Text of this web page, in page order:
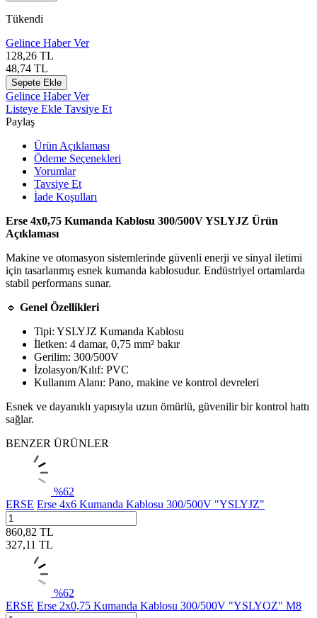
Tükendi
Gelince Haber Ver
128,26 TL
48,74 TL
Sepete Ekle
Gelince Haber Ver
Listeye Ekle Tavsiye Et
Paylaş
Ürün Açıklaması
Ödeme Seçenekleri
Yorumlar
Tavsiye Et
İade Koşulları
Erse 4x0,75 Kumanda Kablosu 300/500V YSLYJZ Ürün
Açıklaması
Makine ve otomasyon sistemlerinde güvenli enerji ve sinyal iletimi
için tasarlanmış esnek kumanda kablosudur. Endüstriyel ortamlarda
stabil performans sunar.
🔹 Genel Özellikleri
Tipi: YSLYJZ Kumanda Kablosu
İletken: 4 damar, 0,75 mm² bakır
Gerilim: 300/500V
İzolasyon/Kılıf: PVC
Kullanım Alanı: Pano, makine ve kontrol devreleri
Esnek ve dayanıklı yapısıyla uzun ömürlü, güvenilir bir kontrol hattı
sağlar.
BENZER ÜRÜNLER
%62
ERSE Erse 4x6 Kumanda Kablosu 300/500V "YSLYJZ"
860,82 TL
327,11 TL
%62
ERSE Erse 2x0,75 Kumanda Kablosu 300/500V "YSLYOZ" M8